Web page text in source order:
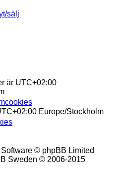
sälj
är UTC+02:00
Europe/Stockholm
© phpBB Limited
Sweden © 2006-2015